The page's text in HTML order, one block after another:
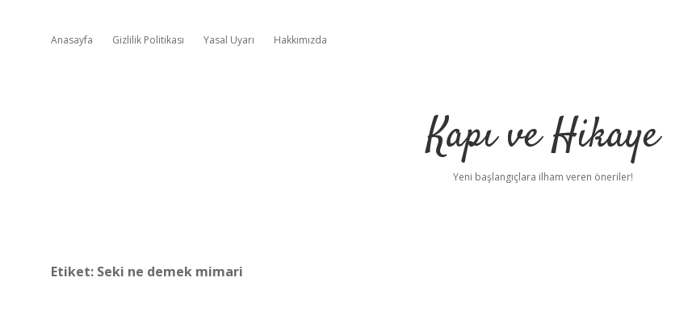
Anasayfa Gizlilik Politikası Yasal Uyarı Hakkımızda
Kapı ve Hikaye
Yeni başlangıçlara ilham veren öneriler!
Etiket: Seki ne demek mimari